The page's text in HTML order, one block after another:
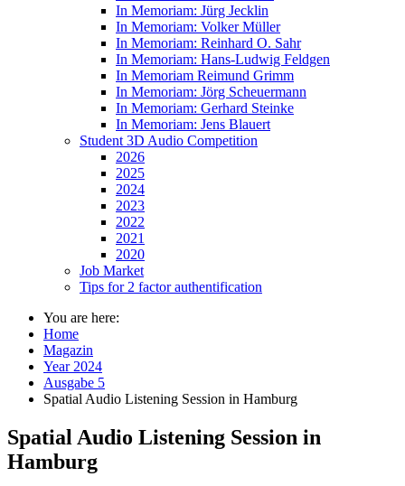
In Memoriam: Jürg Jecklin
In Memoriam: Volker Müller
In Memoriam: Reinhard O. Sahr
In Memoriam: Hans-Ludwig Feldgen
In Memoriam Reimund Grimm
In Memoriam: Jörg Scheuermann
In Memoriam: Gerhard Steinke
In Memoriam: Jens Blauert
Student 3D Audio Competition
2026
2025
2024
2023
2022
2021
2020
Job Market
Tips for 2 factor authentification
You are here:
Home
Magazin
Year 2024
Ausgabe 5
Spatial Audio Listening ­Session in Hamburg
Spatial Audio Listening ­Session in
Hamburg